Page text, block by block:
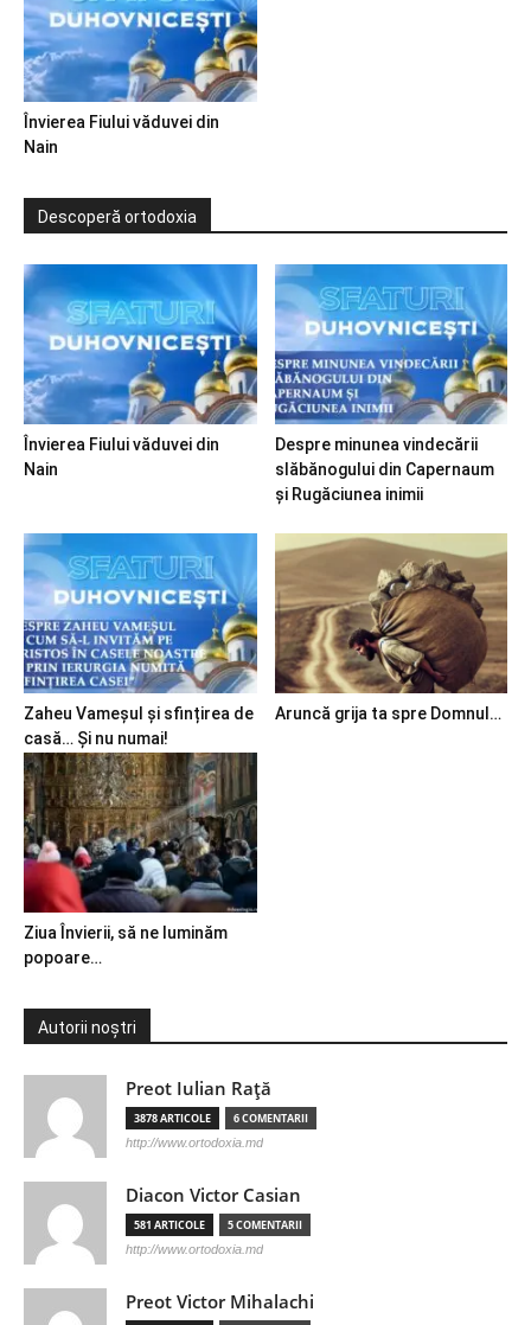
Învierea Fiului văduvei din
Nain
Descoperă ortodoxia
Învierea Fiului văduvei din
Nain
Despre minunea vindecării
slăbănogului din Capernaum
și Rugăciunea inimii
Zaheu Vameșul și sfințirea de
casă… Și nu numai!
Aruncă grija ta spre Domnul…
Ziua Învierii, să ne luminăm
popoare…
Autorii noștri
Preot Iulian Raţă
3878 ARTICOLE 6 COMENTARII
http://www.ortodoxia.md
Diacon Victor Casian
581 ARTICOLE 5 COMENTARII
http://www.ortodoxia.md
Preot Victor Mihalachi